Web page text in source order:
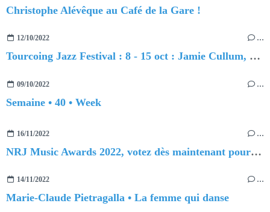
Christophe Alévêque au Café de la Gare !
12/10/2022 …
Tourcoing Jazz Festival : 8 - 15 oct : Jamie Cullum, Melody Gardot...
09/10/2022 …
Semaine • 40 • Week
16/11/2022 …
NRJ Music Awards 2022, votez dès maintenant pour vos artistes préférés !
14/11/2022 …
Marie-Claude Pietragalla • La femme qui danse